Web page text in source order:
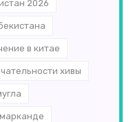
2026
в китае
хивы